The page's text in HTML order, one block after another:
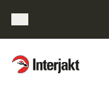
Interjakt SE